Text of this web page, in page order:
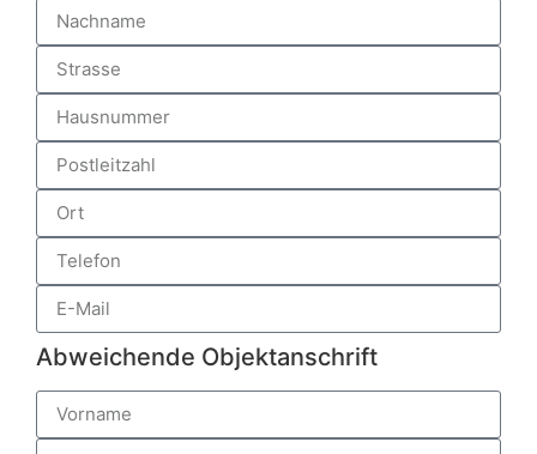
Abweichende Objektanschrift